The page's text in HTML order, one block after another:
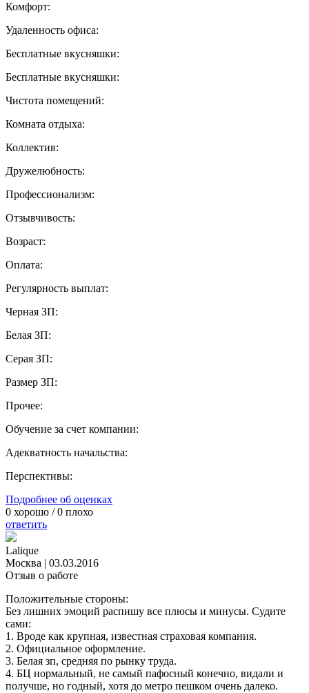
Комфорт:
Удаленность офиса:
Бесплатные вкусняшки:
Бесплатные вкусняшки:
Чистота помещений:
Комната отдыха:
Коллектив:
Дружелюбность:
Профессионализм:
Отзывчивость:
Возраст:
Оплата:
Регулярность выплат:
Черная ЗП:
Белая ЗП:
Серая ЗП:
Размер ЗП:
Прочее:
Обучение за счет компании:
Адекватность начальства:
Перспективы:
Подробнее об оценках
0 хорошо /0 плохо
ответить
Lalique
Москва | 03.03.2016
Отзыв о работе
Положительные стороны:
Без лишних эмоций распишу все плюсы и минусы. Судите
сами:
1. Вроде как крупная, известная страховая компания.
2. Официальное оформление.
3. Белая зп, средняя по рынку труда.
4. БЦ нормальный, не самый пафосный конечно, видали и
получше, но годный, хотя до метро пешком очень далеко.